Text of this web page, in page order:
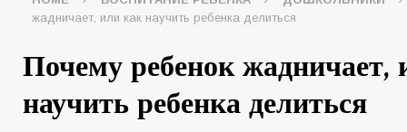
жадничает, или как научить ребенка делиться
Почему ребенок жадничает,
научить ребенка делиться